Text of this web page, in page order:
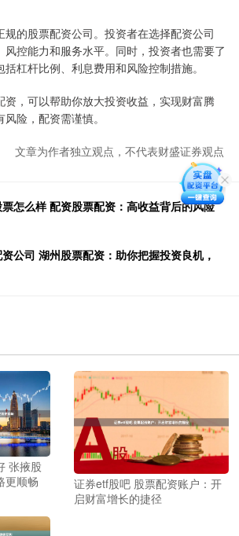
规的股票配资公司。投资者在选择配资公司
风控能力和服务水平。同时，投资者也需要了
杠杆比例、利息费用和风险控制措施。
资，可以帮助你放大投资收益，实现财富腾
险，配资需谨慎。
文章为作者独立观点，不代表财盛证券观点
怎么样 配资股票配资：高收益背后的风险
公司 湖州股票配资：助你把握投资良机，
张掖股
更顺畅
证券etf股吧 股票配资账户：开
启财富增长的捷径